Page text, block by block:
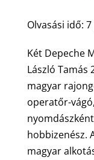
Olvasási idő: 7
Két Depeche
László Tamás
magyar
operatőr-
hobbizenész.
magyar